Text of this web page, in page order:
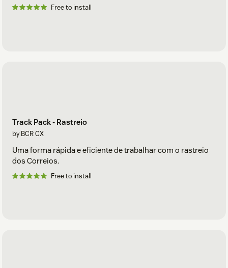
Free to install
Track Pack - Rastreio
by BCR CX
Uma forma rápida e eficiente de trabalhar com o rastreio
dos Correios.
Free to install